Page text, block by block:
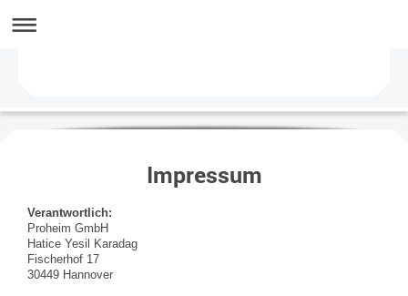
Impressum
Verantwortlich:
Proheim GmbH
Hatice Yesil Karadag
Fischerhof 17
30449 Hannover